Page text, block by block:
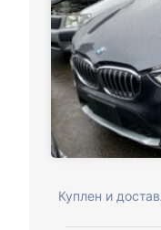
Куплен и